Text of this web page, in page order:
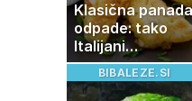
Klasična panada
odpade: tako
Italijani
pripravijo
slastne ocvrte
BIBALEZE.SI